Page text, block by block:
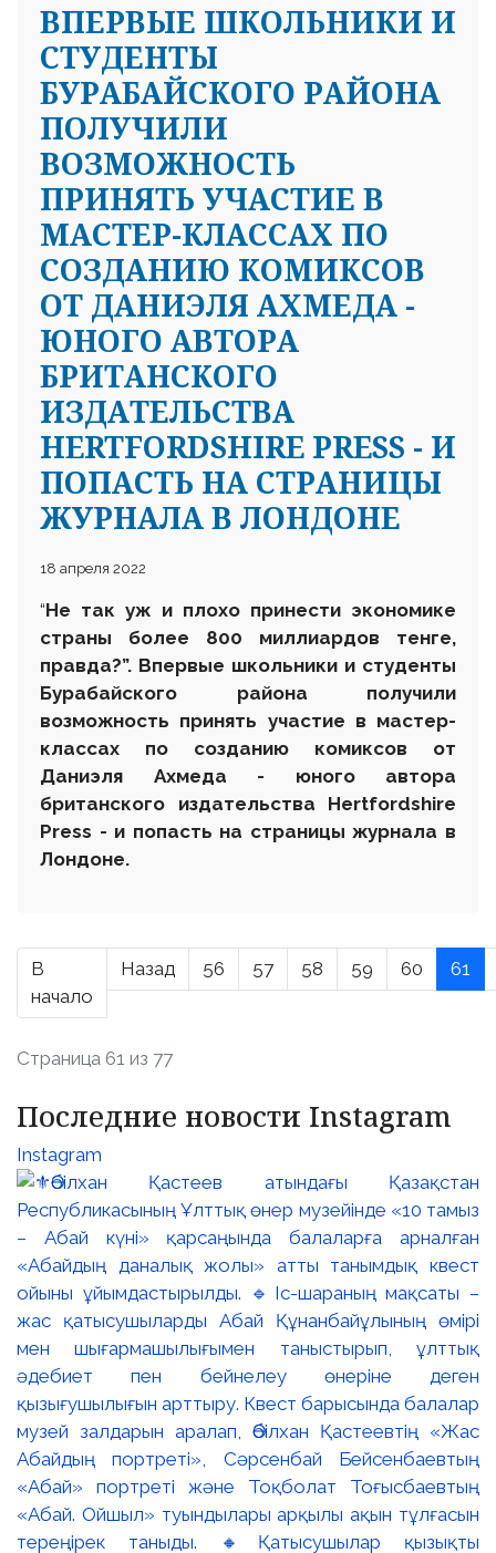
ВПЕРВЫЕ ШКОЛЬНИКИ И
СТУДЕНТЫ
БУРАБАЙСКОГО РАЙОНА
ПОЛУЧИЛИ
ВОЗМОЖНОСТЬ
ПРИНЯТЬ УЧАСТИЕ В
МАСТЕР-КЛАССАХ ПО
СОЗДАНИЮ КОМИКСОВ
ОТ ДАНИЭЛЯ АХМЕДА -
ЮНОГО АВТОРА
БРИТАНСКОГО
ИЗДАТЕЛЬСТВА
HERTFORDSHIRE PRESS - И
ПОПАСТЬ НА СТРАНИЦЫ
ЖУРНАЛА В ЛОНДОНЕ
18 апреля 2022
“Не так уж и плохо принести экономике
страны более 800 миллиардов тенге,
правда?”. Впервые школьники и студенты
Бурабайского района получили
возможность принять участие в мастер-
классах по созданию комиксов от
Даниэля Ахмеда - юного автора
британского издательства Hertfordshire
Press - и попасть на страницы журнала в
Лондоне.
В
начало
Назад 56 57 58 59 60 61
Страница 61 из 77
Последние новости Instagram
Instagram